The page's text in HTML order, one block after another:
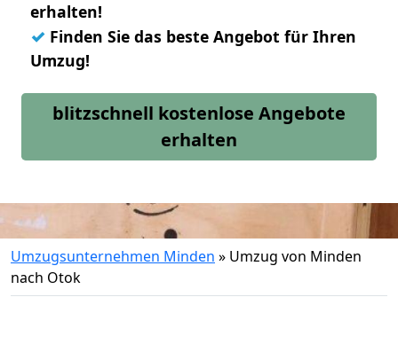
erhalten!
✓ Finden Sie das beste Angebot für Ihren
Umzug!
blitzschnell kostenlose Angebote
erhalten
Umzugsunternehmen Minden » Umzug von Minden
nach Otok